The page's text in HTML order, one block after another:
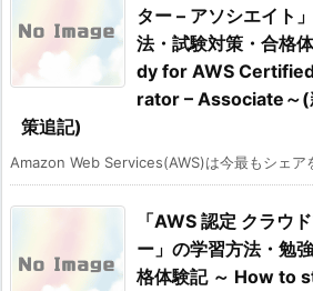
ター – アソシエイト
法・試験対策・合格
dy for AWS
rator – Associate～
策追記)
Amazon Web Services(AWS)は今最もシェア
「AWS 認定 クラウ
ー」の学習方法・勉
格体験記 ～ How to